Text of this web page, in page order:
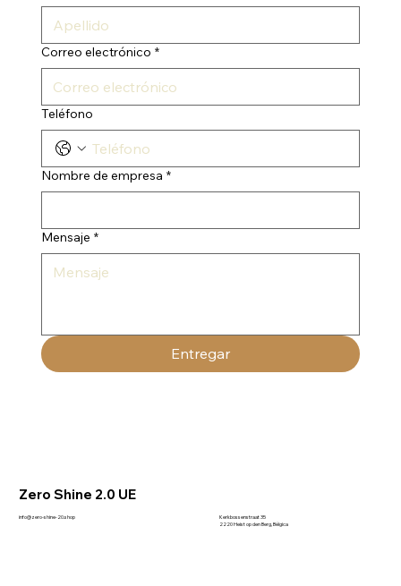
Correo electrónico *
Teléfono
Nombre de empresa *
Mensaje *
Entregar
Zero Shine 2.0 UE
info@zero-shine-20.shop
Kerkbossenstraat 35
2220 Heist op den Berg, Bélgica